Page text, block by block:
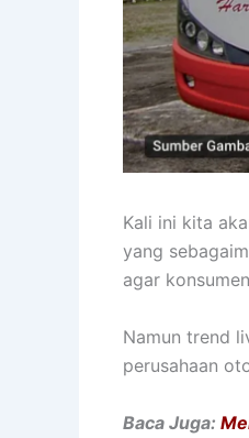
Kali ini kita
yang
agar
Namun trend
perusahaan
Baca Juga: